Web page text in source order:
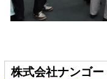
株式会社ナンゴー